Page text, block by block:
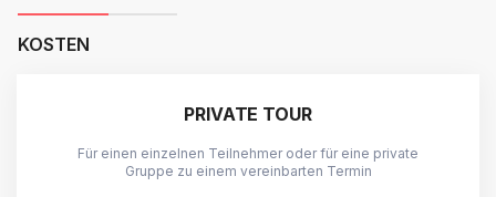
KOSTEN
PRIVATE TOUR
Für einen einzelnen Teilnehmer oder für eine private
Gruppe zu einem vereinbarten Termin